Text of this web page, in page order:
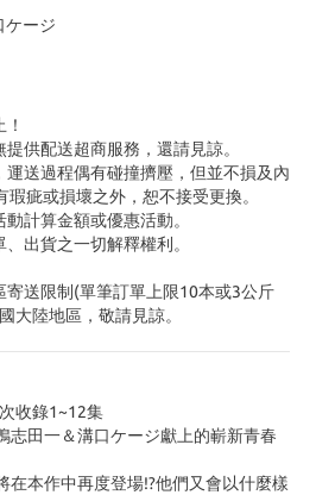
ケージ
供配送超商服務，還請見諒。
送過程偶有碰撞擠壓，但並不損及內
疵或損壞之外，恕不接受更換。
計算金額或優惠活動。
出貨之一切解釋權利。
送限制(單筆訂單上限10本或3公斤
大陸地區，敬請見諒。
收錄1~12集
田一＆溝口ケージ獻上的嶄新青春
在本作中再度登場!?他們又會以什麼樣